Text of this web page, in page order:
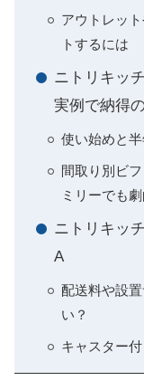
アウトレッ
トするには
ニトリキッ
実例で納得
使い始めと
間取り別ビ
ミリーでも
ニトリキッ
A
配送料や設
い？
キャスター